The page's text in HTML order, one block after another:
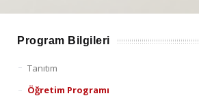
Program Bilgileri
Tanıtım
Öğretim Programı